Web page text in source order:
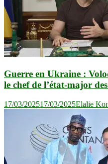
Guerre en Ukraine :
le chef de l’état-major
17/03/202517/03/2025Elalie